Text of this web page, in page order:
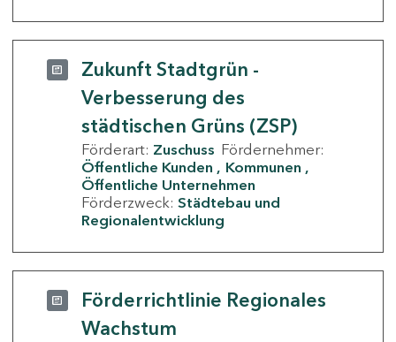
Zukunft Stadtgrün -
Verbesserung des
städtischen Grüns (ZSP)
Förderart: Zuschuss Fördernehmer:
Öffentliche Kunden
Kommunen
Öffentliche Unternehmen
Förderzweck: Städtebau und
Regionalentwicklung
Förderrichtlinie Regionales
Wachstum